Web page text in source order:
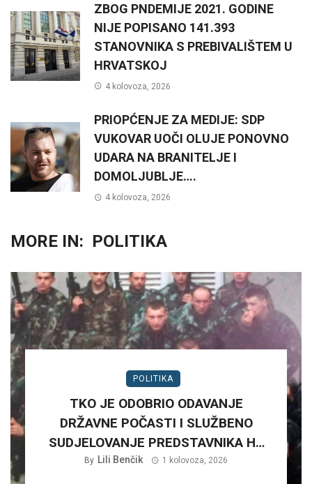
ZBOG PNDEMIJE 2021. GODINE
NIJE POPISANO 141.393
STANOVNIKA S PREBIVALIŠTEM U
HRVATSKOJ
4 kolovoza, 2026
PRIOPĆENJE ZA MEDIJE: SDP
VUKOVAR UOČI OLUJE PONOVNO
UDARA NA BRANITELJE I
DOMOLJUBLJE….
4 kolovoza, 2026
MORE IN: POLITIKA
POLITIKA
TKO JE ODOBRIO ODAVANJE
DRŽAVNE POČASTI I SLUŽBENO
SUDJELOVANJE PREDSTAVNIKA HV
NA RUŠNJAKU KOD BADERNE 27,
By Lili Benčik 1 kolovoza, 2026